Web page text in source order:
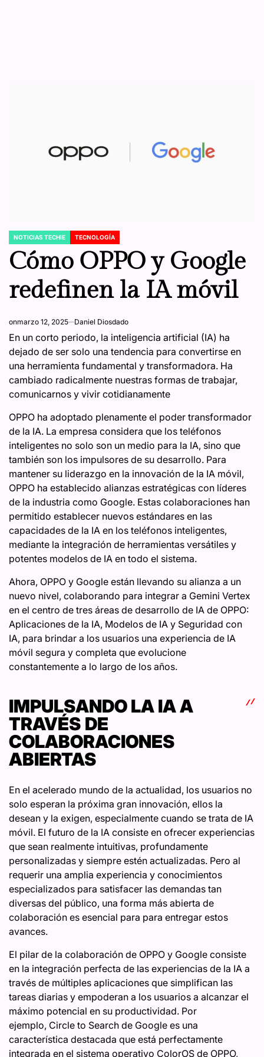
POSTED
NOTICIAS TECHIE TECNOLOGÍA
Cómo OPPO y Google
redefinen la IA móvil
onmarzo 12, 2025 Daniel Diosdado
En un corto periodo, la inteligencia artificial (IA) ha
dejado de ser solo una tendencia para convertirse en
una herramienta fundamental y transformadora. Ha
cambiado radicalmente nuestras formas de trabajar,
comunicarnos y vivir cotidianamente
OPPO ha adoptado plenamente el poder transformador
de la IA. La empresa considera que los teléfonos
inteligentes no solo son un medio para la IA, sino que
también son los impulsores de su desarrollo. Para
mantener su liderazgo en la innovación de la IA móvil,
OPPO ha establecido alianzas estratégicas con líderes
de la industria como Google. Estas colaboraciones han
permitido establecer nuevos estándares en las
capacidades de la IA en los teléfonos inteligentes,
mediante la integración de herramientas versátiles y
potentes modelos de IA en todo el sistema.
Ahora, OPPO y Google están llevando su alianza a un
nuevo nivel, colaborando para integrar a Gemini Vertex
en el centro de tres áreas de desarrollo de IA de OPPO:
Aplicaciones de la IA, Modelos de IA y Seguridad con
IA, para brindar a los usuarios una experiencia de IA
móvil segura y completa que evolucione
constantemente a lo largo de los años.
IMPULSANDO LA IA A
TRAVÉS DE
COLABORACIONES
ABIERTAS
En el acelerado mundo de la actualidad, los usuarios no
solo esperan la próxima gran innovación, ellos la
desean y la exigen, especialmente cuando se trata de IA
móvil. El futuro de la IA consiste en ofrecer experiencias
que sean realmente intuitivas, profundamente
personalizadas y siempre estén actualizadas. Pero al
requerir una amplia experiencia y conocimientos
especializados para satisfacer las demandas tan
diversas del público, una forma más abierta de
colaboración es esencial para para entregar estos
avances.
El pilar de la colaboración de OPPO y Google consiste
en la integración perfecta de las experiencias de la IA a
través de múltiples aplicaciones que simplifican las
tareas diarias y empoderan a los usuarios a alcanzar el
máximo potencial en su productividad. Por
ejemplo, Circle to Search de Google es una
característica destacada que está perfectamente
integrada en el sistema operativo ColorOS de OPPO,